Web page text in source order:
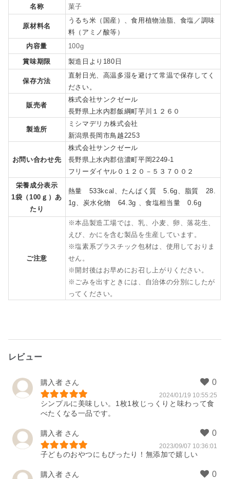
名称 菓子
原材料名
うるち米（国産）、食用植物油脂、食塩／調味
料（アミノ酸等）
内容量
100g
賞味期限
製造日より180日
保存方法
直射日光、高温多湿を避けて常温で保存してく
ださい。
販売者
株式会社サンクゼール
長野県上水内郡飯綱町芋川１２６０
製造所
ミシマデリカ株式会社
新潟県長岡市鳥越2253
お問い合わせ先
株式会社サンクゼール
長野県上水内郡信濃町平岡2249-1
フリーダイヤル０１２０－５３７００２
栄養成分表示
1袋（100ｇ）あ
たり
熱量 533kcal、たんぱく質 5.6g、脂質 28.
1g、炭水化物 64.3g 、食塩相当量 0.6g
ご注意
※本品製造工場では、乳、小麦、卵、落花生、
えび、かにを含む製品を生産しています。
※塩素系プラスチック包材は、使用しておりま
せん。
※開封後はお早めにお召し上がりください。
※ごみを出すときには、自治体の分別にしたが
ってください。
レビュー
購入者
2024/01/19 10:55:25
シンプルに美味しい。1枚1枚じっくりと味わって食
べたくなる一品です。
購入者
2023/09/07 10:36:01
子どものおやつにもぴったり！無添加で嬉しい
購入者